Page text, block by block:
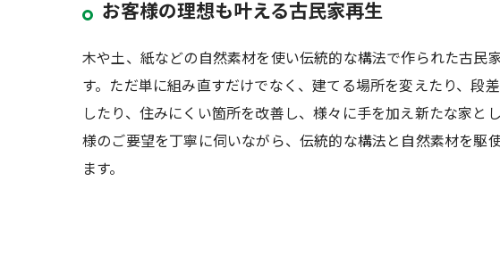
お客様の理想も叶える古民家再生
木や土、紙などの自然素材を使い伝統的な構法で作られた古民
す。ただ単に組み直すだけでなく、建てる場所を変えたり、段
したり、住みにくい箇所を改善し、様々に手を加え新たな家と
様のご要望を丁寧に伺いながら、伝統的な構法と自然素材を駆
ます。